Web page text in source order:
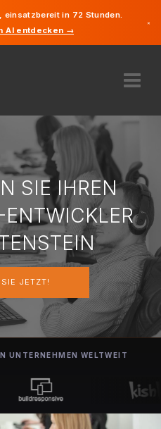
in 72 Stunden.
AI entdecken →
×
SIE JETZT
SIE IHREN
ENTWICKLER
SIE JETZT!
UNTERNEHMEN WELTWEIT